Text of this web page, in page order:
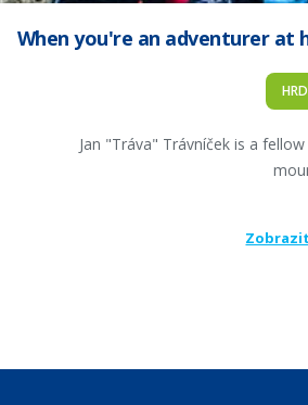
When you're an adventurer
Jan "Tráva" Trávníček is a